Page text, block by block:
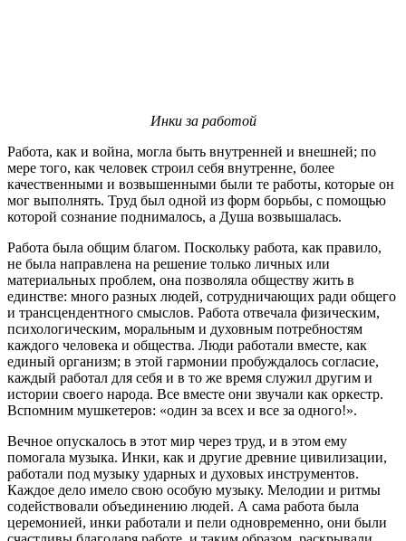
Инки за работой
Работа, как и война, могла быть внутренней и внешней; по
мере того, как человек строил себя внутренне, более
качественными и возвышенными были те работы, которые он
мог выполнять. Труд был одной из форм борьбы, с помощью
которой сознание поднималось, а Душа возвышалась.
Работа была общим благом. Поскольку работа, как правило,
не была направлена на решение только личных или
материальных проблем, она позволяла обществу жить в
единстве: много разных людей, сотрудничающих ради общего
и трансцендентного смыслов. Работа отвечала физическим,
психологическим, моральным и духовным потребностям
каждого человека и общества. Люди работали вместе, как
единый организм; в этой гармонии пробуждалось согласие,
каждый работал для себя и в то же время служил другим и
истории своего народа. Все вместе они звучали как оркестр.
Вспомним мушкетеров: «один за всех и все за одного!».
Вечное опускалось в этот мир через труд, и в этом ему
помогала музыка. Инки, как и другие древние цивилизации,
работали под музыку ударных и духовых инструментов.
Каждое дело имело свою особую музыку. Мелодии и ритмы
содействовали объединению людей. А сама работа была
церемонией, инки работали и пели одновременно, они были